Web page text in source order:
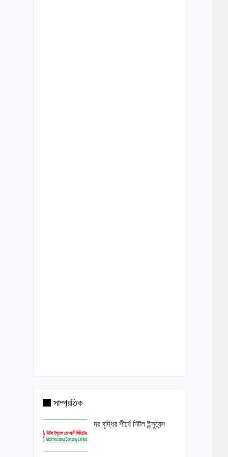
সাম্প্রতিক
দর বৃদ্ধির শীর্ষে নিটল ইন্সুরেন্স